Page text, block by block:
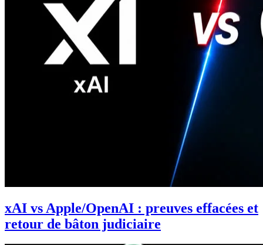
xAI vs Apple/OpenAI : preuves effacées et
retour de bâton judiciaire